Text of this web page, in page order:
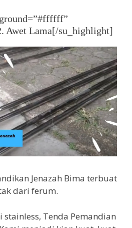
Awet Lama[/su_highlight]
Jenazah Bima terbuat
dari ferum.
Tenda Pemandian